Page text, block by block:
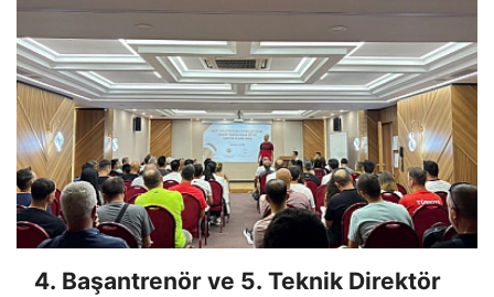
4. Başantrenör ve 5. Teknik Direktör